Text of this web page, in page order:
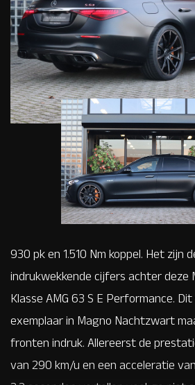
930 pk en 1.510 Nm koppel. Het zijn
indrukwekkende cijfers achter deze
Klasse AMG 63 S E Performance.
exemplaar in Magno Nachtzwart
fronten indruk. Allereerst de
van 290 km/u en een acceleratie